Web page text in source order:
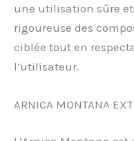
une utilisation sûre
rigoureuse des
ciblée tout en
l’utilisateur.
ARNICA MONTANA